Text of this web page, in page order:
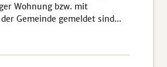
Wohnung bzw. mit
Gemeinde gemeldet sind...